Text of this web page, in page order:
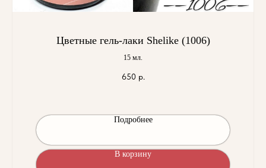
Цветные гель-лаки Shelike (1006)
15 мл.
650 р.
Подробнее
В корзину